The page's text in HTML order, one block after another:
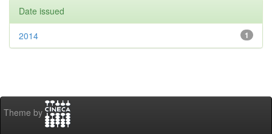
Date issued
1
2014
Theme by